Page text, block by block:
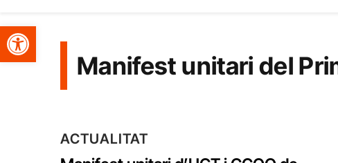
Obre la barra d'eines
Manifest unitari del
ACTUALITAT